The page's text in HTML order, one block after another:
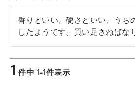
香りといい、硬さといい、うち
1件中 1-1 件表示